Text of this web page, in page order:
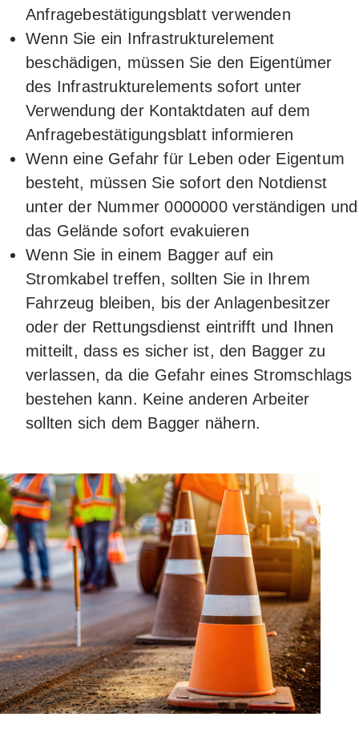
Anfragebestätigungsblatt verwenden
Wenn Sie ein Infrastrukturelement
beschädigen, müssen Sie den Eigentümer
des Infrastrukturelements sofort unter
Verwendung der Kontaktdaten auf dem
Anfragebestätigungsblatt informieren
Wenn eine Gefahr für Leben oder Eigentum
besteht, müssen Sie sofort den Notdienst
unter der Nummer 0000000 verständigen und
das Gelände sofort evakuieren
Wenn Sie in einem Bagger auf ein
Stromkabel treffen, sollten Sie in Ihrem
Fahrzeug bleiben, bis der Anlagenbesitzer
oder der Rettungsdienst eintrifft und Ihnen
mitteilt, dass es sicher ist, den Bagger zu
verlassen, da die Gefahr eines Stromschlags
bestehen kann. Keine anderen Arbeiter
sollten sich dem Bagger nähern.